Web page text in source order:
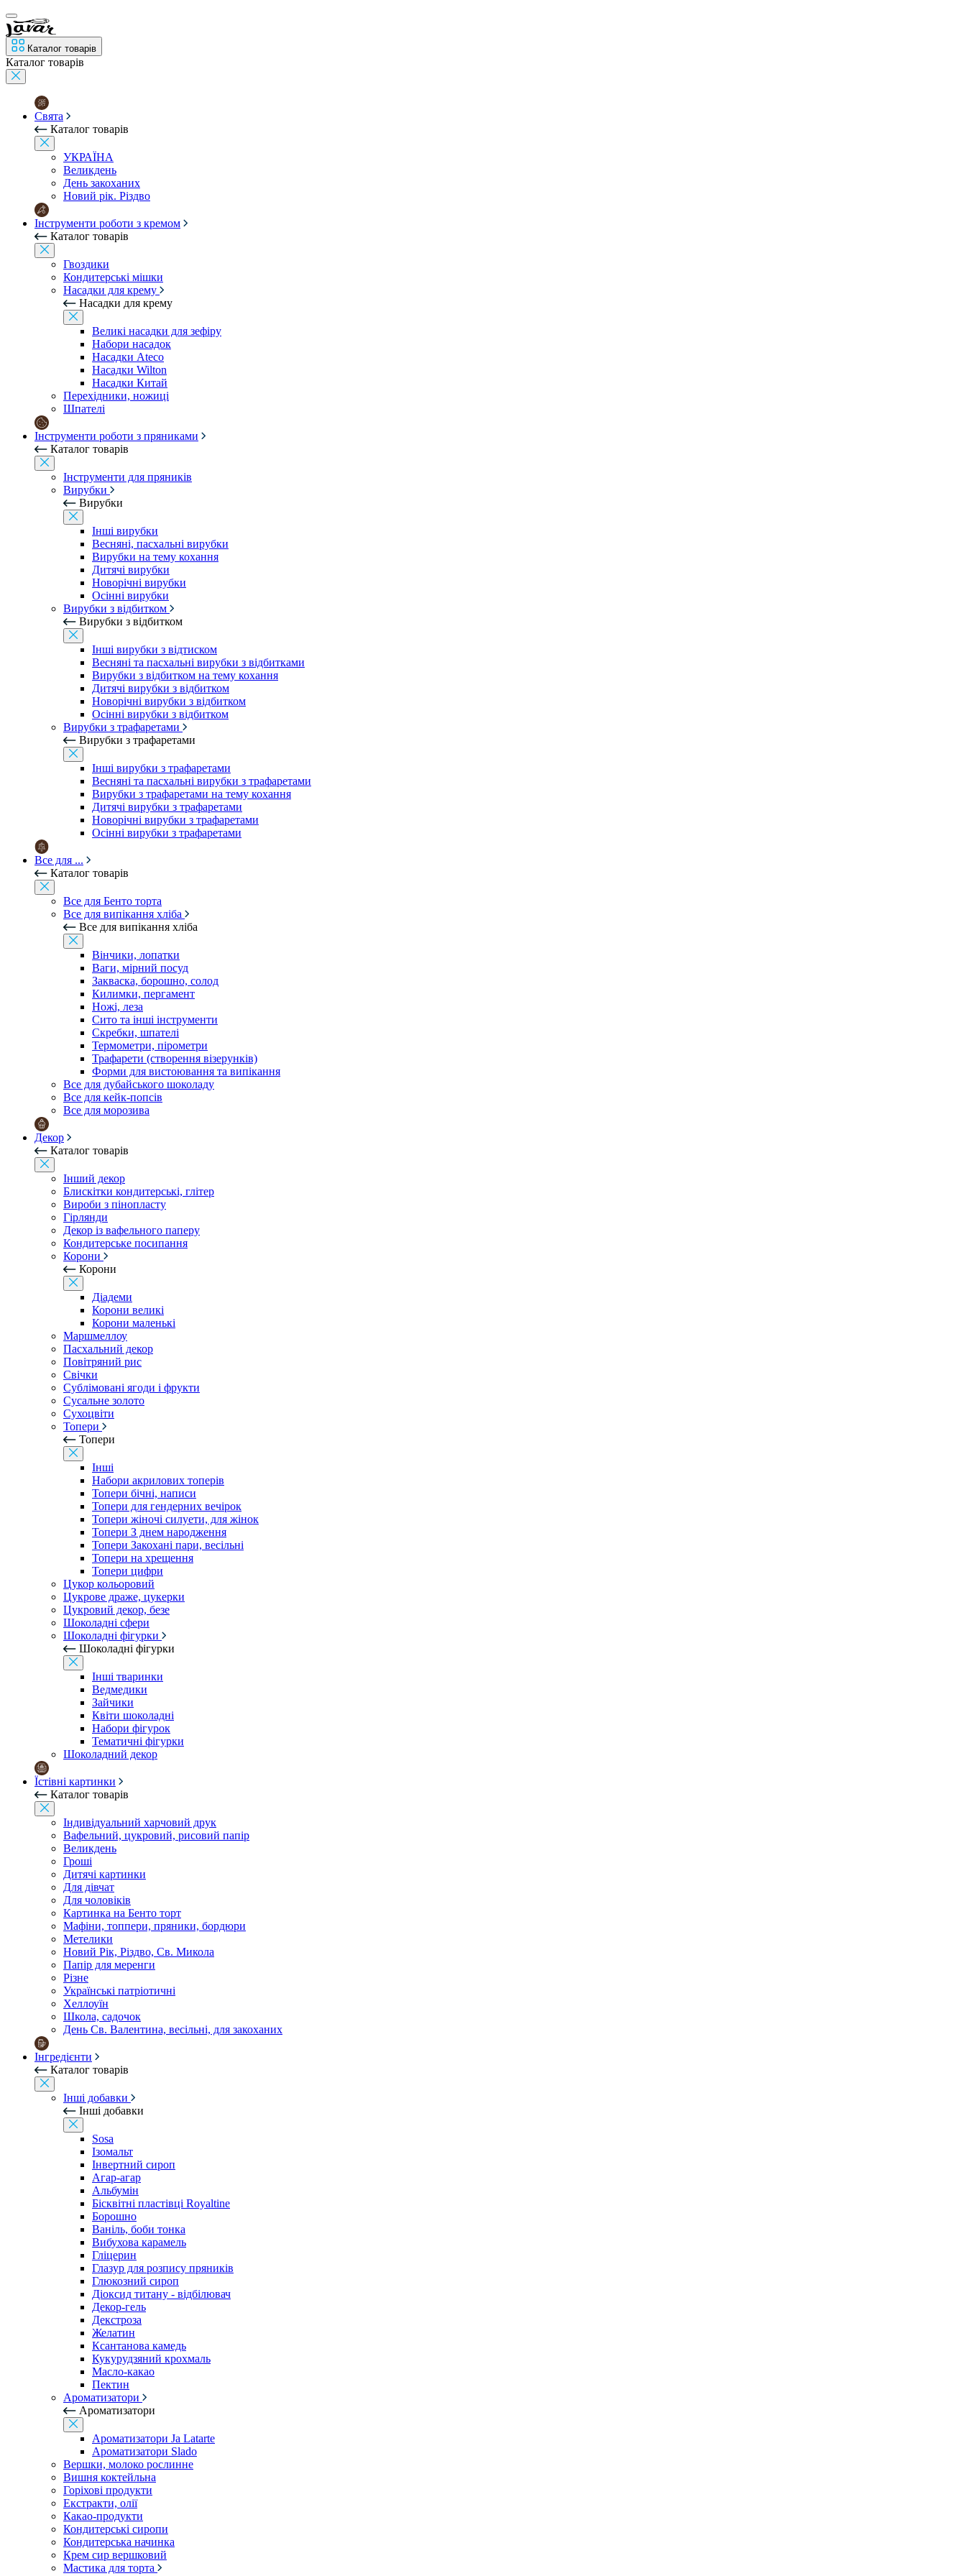
Каталог товарів
Каталог товарів
Свята
Каталог товарів
УКРАЇНА
Великдень
День закоханих
Новий рік. Різдво
Інструменти роботи з кремом
Каталог товарів
Гвоздики
Кондитерські мішки
Насадки для крему
Насадки для крему
Великі насадки для зефіру
Набори насадок
Насадки Ateco
Насадки Wilton
Насадки Китай
Перехідники, ножиці
Шпателі
Інструменти роботи з пряниками
Каталог товарів
Інструменти для пряників
Вирубки
Вирубки
Інші вирубки
Весняні, пасхальні вирубки
Вирубки на тему кохання
Дитячі вирубки
Новорічні вирубки
Осінні вирубки
Вирубки з відбитком
Вирубки з відбитком
Інші вирубки з відтиском
Весняні та пасхальні вирубки з відбитками
Вирубки з відбитком на тему кохання
Дитячі вирубки з відбитком
Новорічні вирубки з відбитком
Осінні вирубки з відбитком
Вирубки з трафаретами
Вирубки з трафаретами
Інші вирубки з трафаретами
Весняні та пасхальні вирубки з трафаретами
Вирубки з трафаретами на тему кохання
Дитячі вирубки з трафаретами
Новорічні вирубки з трафаретами
Осінні вирубки з трафаретами
Все для ...
Каталог товарів
Все для Бенто торта
Все для випікання хліба
Все для випікання хліба
Вінчики, лопатки
Ваги, мірний посуд
Закваска, борошно, солод
Килимки, пергамент
Ножі, леза
Сито та інші інструменти
Скребки, шпателі
Термометри, пірометри
Трафарети (створення візерунків)
Форми для вистоювання та випікання
Все для дубайського шоколаду
Все для кейк-попсів
Все для морозива
Декор
Каталог товарів
Інший декор
Блискітки кондитерські, глітер
Вироби з пінопласту
Гірлянди
Декор із вафельного паперу
Кондитерське посипання
Корони
Корони
Діадеми
Корони великі
Корони маленькі
Маршмеллоу
Пасхальний декор
Повітряний рис
Свічки
Сублімовані ягоди і фрукти
Сусальне золото
Сухоцвіти
Топери
Топери
Інші
Набори акрилових топерів
Топери бічні, написи
Топери для гендерних вечірок
Топери жіночі силуети, для жінок
Топери З днем ​​народження
Топери Закохані пари, весільні
Топери на хрещення
Топери цифри
Цукор кольоровий
Цукрове драже, цукерки
Цукровий декор, безе
Шоколадні сфери
Шоколадні фігурки
Шоколадні фігурки
Інші тваринки
Ведмедики
Зайчики
Квіти шоколадні
Набори фігурок
Тематичні фігурки
Шоколадний декор
Їстівні картинки
Каталог товарів
Індивідуальний харчовий друк
Вафельний, цукровий, рисовий папір
Великдень
Гроші
Дитячі картинки
Для дівчат
Для чоловіків
Картинка на Бенто торт
Мафіни, топпери, пряники, бордюри
Метелики
Новий Рік, Різдво, Св. Микола
Папір для меренги
Різне
Українські патріотичні
Хеллоуїн
Школа, садочок
День Св. Валентина, весільні, для закоханих
Інгредієнти
Каталог товарів
Інші добавки
Інші добавки
Sosa
Ізомальт
Інвертний сироп
Агар-агар
Альбумін
Бісквітні пластівці Royaltine
Борошно
Ваніль, боби тонка
Вибухова карамель
Гліцерин
Глазур для розпису пряників
Глюкозний сироп
Діоксид титану - відбілювач
Декор-гель
Декстроза
Желатин
Ксантанова камедь
Кукурудзяний крохмаль
Масло-какао
Пектин
Ароматизатори
Ароматизатори
Ароматизатори Ja Latarte
Ароматизатори Slado
Вершки, молоко рослинне
Вишня коктейльна
Горіхові продукти
Екстракти, олії
Какао-продукти
Кондитерські сиропи
Кондитерська начинка
Крем сир вершковий
Мастика для торта